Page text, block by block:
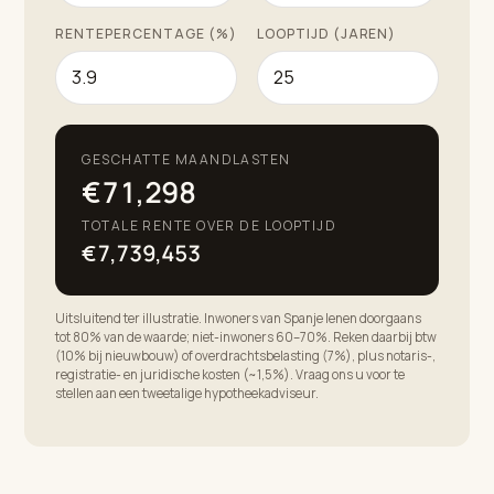
RENTEPERCENTAGE (%) LOOPTIJD (JAREN)
GESCHATTE MAANDLASTEN
€71,298
TOTALE RENTE OVER DE LOOPTIJD
€7,739,453
Uitsluitend ter illustratie. Inwoners van Spanje lenen doorgaans
tot 80% van de waarde; niet-inwoners 60–70%. Reken daarbij btw
(10% bij nieuwbouw) of overdrachtsbelasting (7%), plus notaris-,
registratie- en juridische kosten (~1,5%). Vraag ons u voor te
stellen aan een tweetalige hypotheekadviseur.